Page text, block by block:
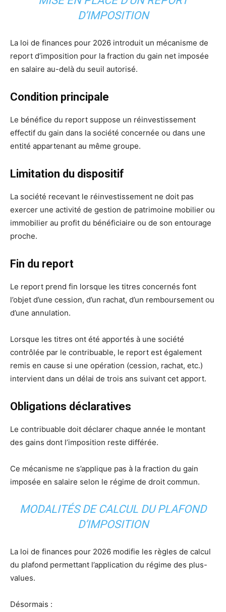
D’IMPOSITION
La loi de finances pour 2026 introduit un mécanisme de
report d’imposition pour la fraction du gain net imposée
en salaire au-delà du seuil autorisé.
Condition principale
Le bénéfice du report suppose un réinvestissement
effectif du gain dans la société concernée ou dans une
entité appartenant au même groupe.
Limitation du dispositif
La société recevant le réinvestissement ne doit pas
exercer une activité de gestion de patrimoine mobilier ou
immobilier au profit du bénéficiaire ou de son entourage
proche.
Fin du report
Le report prend fin lorsque les titres concernés font
l’objet d’une cession, d’un rachat, d’un remboursement ou
d’une annulation.
Lorsque les titres ont été apportés à une société
contrôlée par le contribuable, le report est également
remis en cause si une opération (cession, rachat, etc.)
intervient dans un délai de trois ans suivant cet apport.
Obligations déclaratives
Le contribuable doit déclarer chaque année le montant
des gains dont l’imposition reste différée.
Ce mécanisme ne s’applique pas à la fraction du gain
imposée en salaire selon le régime de droit commun.
MODALITÉS DE CALCUL DU PLAFOND
D’IMPOSITION
La loi de finances pour 2026 modifie les règles de calcul
du plafond permettant l’application du régime des plus-
values.
Désormais :